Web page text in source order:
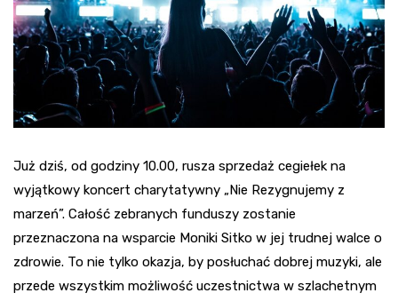
Już dziś, od godziny 10.00, rusza sprzedaż cegiełek na
wyjątkowy koncert charytatywny „Nie Rezygnujemy z
marzeń”. Całość zebranych funduszy zostanie
przeznaczona na wsparcie Moniki Sitko w jej trudnej walce o
zdrowie. To nie tylko okazja, by posłuchać dobrej muzyki, ale
przede wszystkim możliwość uczestnictwa w szlachetnym